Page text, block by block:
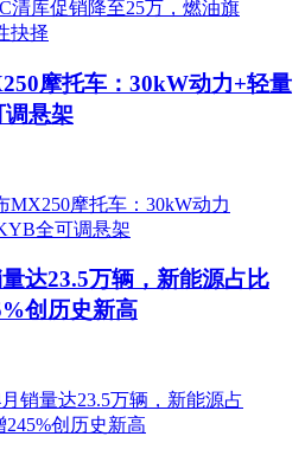
摩托车：30kW动力+轻量
悬架
达23.5万辆，新能源占比
创历史新高